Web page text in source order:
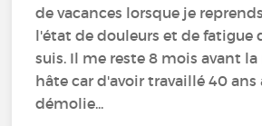
de vacances lorsque je
l'état de douleurs et de fatigue
suis. Il me reste 8 mois avant
hâte car d'avoir travaillé 40 ans
démolie...